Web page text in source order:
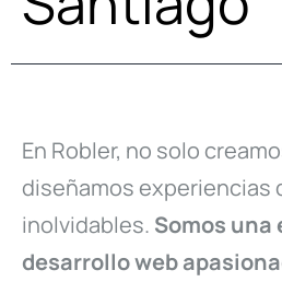
En Robler, no solo
diseñamos experiencias
inolvidables. Somos una
desarrollo web